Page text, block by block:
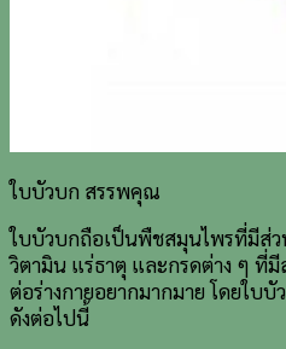
ใบบัวบก สรรพคุณ
ใบบัวบกถือเป็นพืชสมุนไพรที่มีส่
วิตามิน แร่ธาตุ และกรดต่าง ๆ ที่
ต่อร่างกายอยากมากมาย โดยใบ
ดังต่อไปนี้